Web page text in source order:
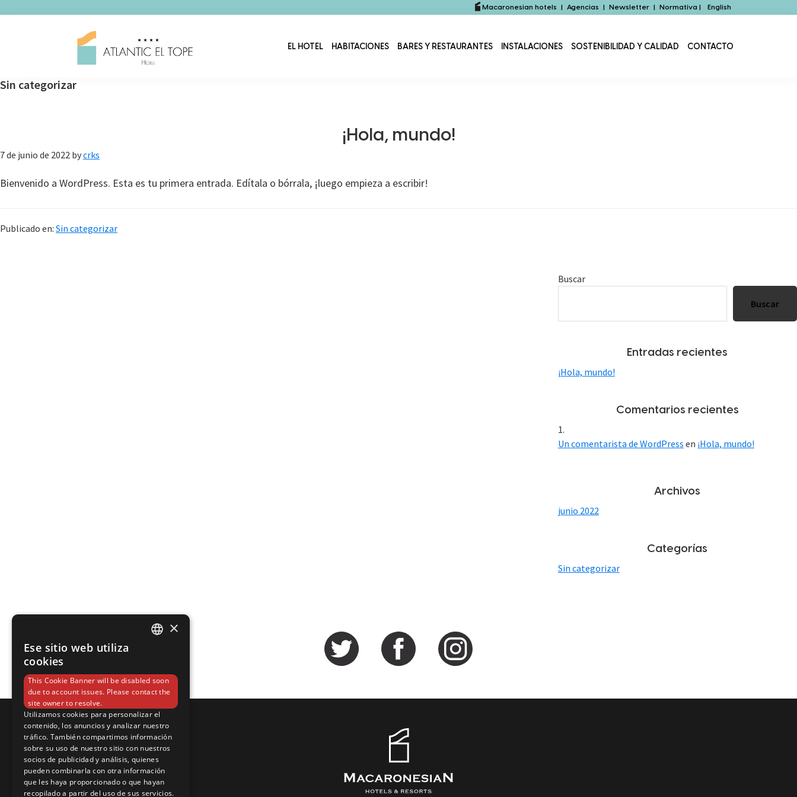
principal
lateral
Macaronesian hotels | Agencias | Newsletter | Normativa | English
EL HOTEL HABITACIONES BARES Y RESTAURANTES INSTALACIONES SOSTENIBILIDAD Y CALIDAD CONTACTO
Sin categorizar
¡Hola, mundo!
7 de junio de 2022 bycrks
Bienvenido a WordPress. Esta es tu primera entrada. Edítala o bórrala, ¡luego empieza a escribir!
Publicado en: Sin categorizar
Barra
Buscar
Buscar
Entradas recientes
¡Hola, mundo!
Comentarios recientes
Un comentarista de WordPress en ¡Hola, mundo!
Archivos
junio 2022
Categorías
Sin categorizar
×
Ese sitio web utiliza
cookies
This Cookie Banner will be disabled soon
due to account issues. Please contact the
site owner to resolve.
Utilizamos cookies para personalizar el
contenido, los anuncios y analizar nuestro
tráfico. También compartimos información
sobre su uso de nuestro sitio con nuestros
socios de publicidad y análisis, quienes
pueden combinarla con otra información
que les haya proporcionado o que hayan
recopilado a partir del uso de sus servicios.